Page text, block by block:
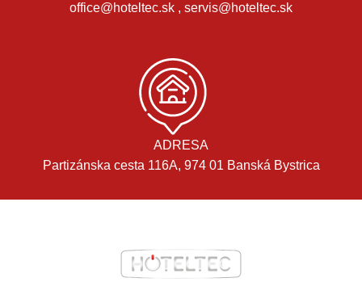
office@hoteltec.sk , servis@hoteltec.sk
ADRESA
Partizánska cesta 116A, 974 01 Banská Bystrica